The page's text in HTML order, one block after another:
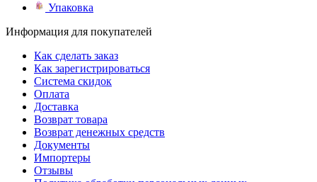
Упаковка
Информация для покупателей
Как сделать заказ
Как зарегистрироваться
Система скидок
Оплата
Доставка
Возврат товара
Возврат денежных средств
Документы
Импортеры
Отзывы